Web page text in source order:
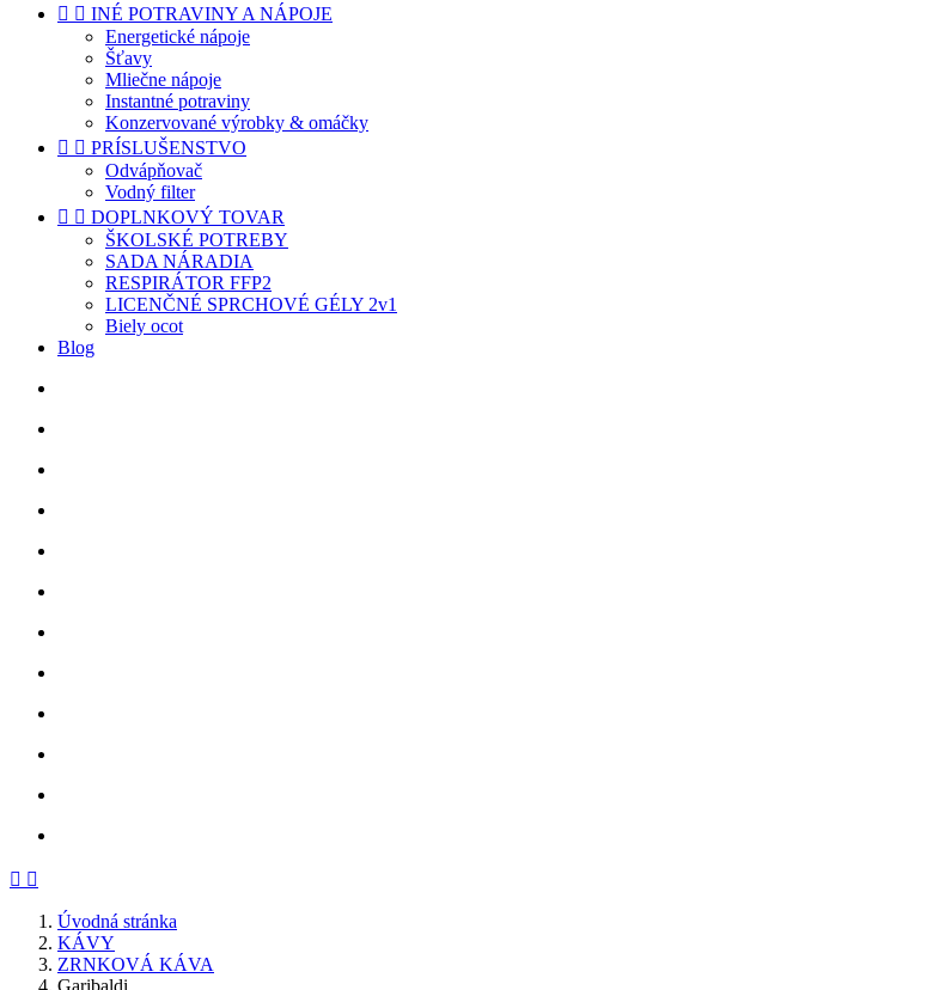
  INÉ POTRAVINY A NÁPOJE
Energetické nápoje
Šťavy
Mliečne nápoje
Instantné potraviny
Konzervované výrobky & omáčky
  PRÍSLUŠENSTVO
Odvápňovač
Vodný filter
  DOPLNKOVÝ TOVAR
ŠKOLSKÉ POTREBY
SADA NÁRADIA
RESPIRÁTOR FFP2
LICENČNÉ SPRCHOVÉ GÉLY 2v1
Biely ocot
Blog
 Späť

Úvodná stránka
KÁVY
ZRNKOVÁ KÁVA
Garibaldi